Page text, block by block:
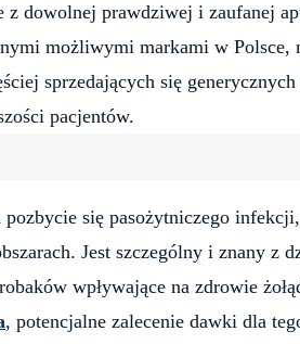
z dowolnej prawdziwej i zaufanej
możliwymi markami w Polsce,
sprzedających się
pacjentów.
pozbycie się pasożytniczego
Jest szczególny i znany z
wpływające na zdrowie
, potencjalne zalecenie dawki dla